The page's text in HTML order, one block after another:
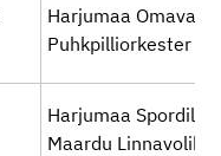
Harjumaa
Puhkpilliorkester
Harjumaa
Maardu